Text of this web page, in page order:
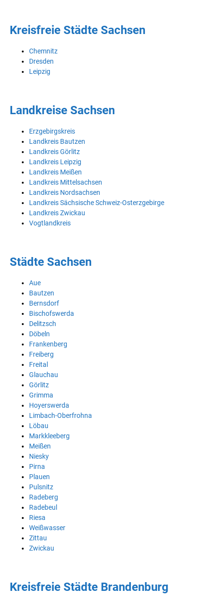
Kreisfreie Städte Sachsen
Chemnitz
Dresden
Leipzig
Landkreise Sachsen
Erzgebirgskreis
Landkreis Bautzen
Landkreis Görlitz
Landkreis Leipzig
Landkreis Meißen
Landkreis Mittelsachsen
Landkreis Nordsachsen
Landkreis Sächsische Schweiz-Osterzgebirge
Landkreis Zwickau
Vogtlandkreis
Städte Sachsen
Aue
Bautzen
Bernsdorf
Bischofswerda
Delitzsch
Döbeln
Frankenberg
Freiberg
Freital
Glauchau
Görlitz
Grimma
Hoyerswerda
Limbach-Oberfrohna
Löbau
Markkleeberg
Meißen
Niesky
Pirna
Plauen
Pulsnitz
Radeberg
Radebeul
Riesa
Weißwasser
Zittau
Zwickau
Kreisfreie Städte Brandenburg